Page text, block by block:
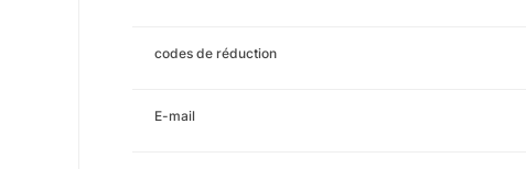
codes de réduction
E-mail